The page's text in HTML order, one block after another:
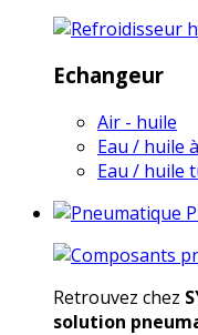
Echangeur
Air - huile
Eau / huile
Eau / huile
Retrouvez chez
solution